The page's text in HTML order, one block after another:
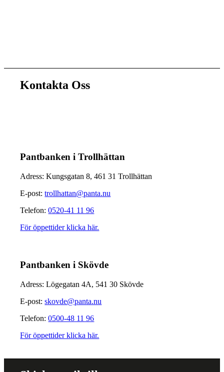
Kontakta Oss
Pantbanken i Trollhättan
Adress: Kungsgatan 8, 461 31 Trollhättan
E-post:trollhattan@panta.nu
Telefon:0520-41 11 96
För öppettider klicka här.
Pantbanken i Skövde
Adress: Lögegatan 4A, 541 30 Skövde
E-post:skovde@panta.nu
Telefon:0500-48 11 96
För öppettider klicka här.